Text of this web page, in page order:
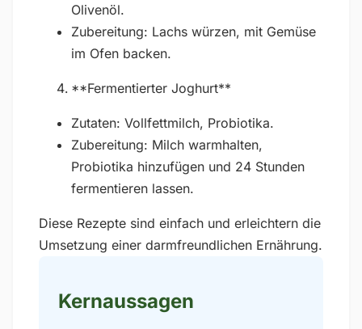
Olivenöl.
Zubereitung: Lachs würzen, mit Gemüse
im Ofen backen.
**Fermentierter Joghurt**
Zutaten: Vollfettmilch, Probiotika.
Zubereitung: Milch warmhalten,
Probiotika hinzufügen und 24 Stunden
fermentieren lassen.
Diese Rezepte sind einfach und erleichtern die
Umsetzung einer darmfreundlichen Ernährung.
Kernaussagen